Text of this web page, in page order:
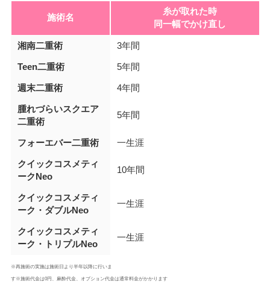
施術名
糸が取れた時
同一幅でかけ直し
湘南二重術 3年間
Teen二重術 5年間
週末二重術 4年間
腫れづらいスクエア
二重術
5年間
フォーエバー二重術 一生涯
クイックコスメティ
ークNeo
10年間
クイックコスメティ
ーク・ダブルNeo
一生涯
クイックコスメティ
ーク・トリプルNeo
一生涯
※再施術の実施は施術日より半年以降に行いま
す※施術代金は0円、麻酔代金、オプション代金は通常料金がかかります